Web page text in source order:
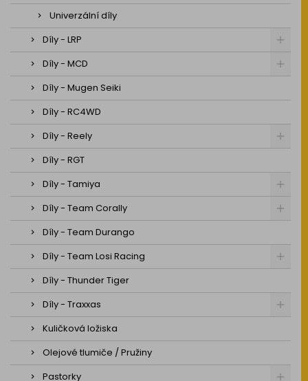
Univerzální díly
Díly - LRP
Díly - MCD
Díly - Mugen Seiki
Díly - RC4WD
Díly - Reely
Díly - RGT
Díly - Tamiya
Díly - Team Corally
Díly - Team Durango
Díly - Team Losi Racing
Díly - Thunder Tiger
Díly - Traxxas
Kuličková ložiska
Olejové tlumiče / Pružiny
Pastorky